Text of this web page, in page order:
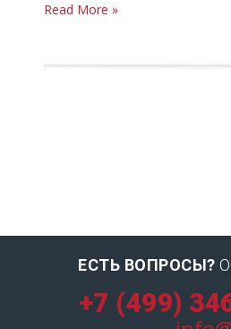
Read More »
ЕСТЬ ВОПРОСЫ?
+7 (499)